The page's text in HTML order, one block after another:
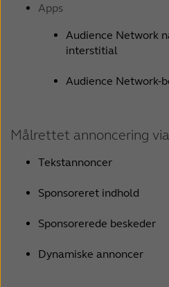
Apps
Audience Network
interstitial
Audience Network-
Målrettet annoncering
Tekstannoncer
Sponsoreret indhold
Sponsorerede beskeder
Dynamiske annoncer